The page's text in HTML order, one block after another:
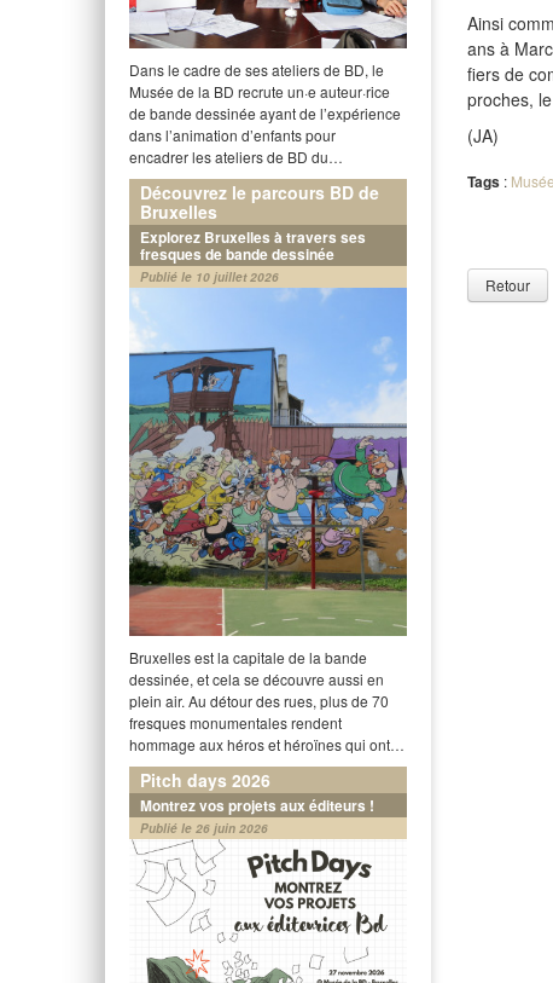
Dans le cadre de ses ateliers de BD, le
Musée de la BD recrute un·e auteur·rice
de bande dessinée ayant de l’expérience
dans l’animation d’enfants pour
encadrer les ateliers de BD du…
Découvrez le parcours BD de
Bruxelles
Explorez Bruxelles à travers ses
fresques de bande dessinée
Publié le 10 juillet 2026
Bruxelles est la capitale de la bande
dessinée, et cela se découvre aussi en
plein air. Au détour des rues, plus de 70
fresques monumentales rendent
hommage aux héros et héroïnes qui ont…
Pitch days 2026
Montrez vos projets aux éditeurs !
Publié le 26 juin 2026
Ainsi
ans à
fiers de
proches,
(JA)
Tags : Musée
Retour